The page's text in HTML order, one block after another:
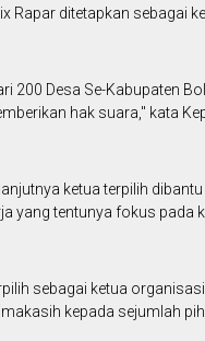
Rapar ditetapkan sebagai
200 Desa Se-Kabupaten
hak suara," kata
ketua terpilih
yang tentunya fokus pada
sebagai ketua
kepada sejumlah